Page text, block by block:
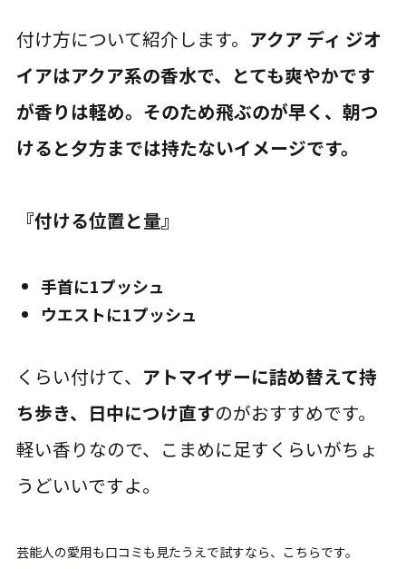
付け方について紹介します。 アクア ディ ジオ
イアはアクア系の香水で、とても爽やかです
が香りは軽め。そのため飛ぶのが早く、朝つ
けると夕方までは持たないイメージです。
『付ける位置と量』
手首に1プッシュ
ウエストに1プッシュ
くらい付けて、 アトマイザーに詰め替えて持
ち歩き、日中につけ直すのがおすすめです。
軽い香りなので、こまめに足すくらいがちょ
うどいいですよ。
芸能人の愛用も口コミも見たうえで試すなら、こちらです。